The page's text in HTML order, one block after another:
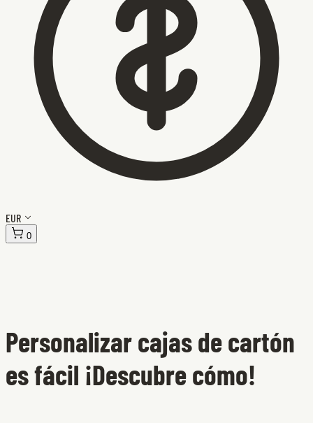
EUR
0
Personalizar cajas de cartón
es fácil ¡Descubre cómo!